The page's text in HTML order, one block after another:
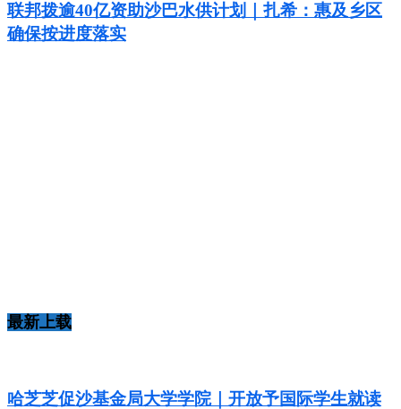
联邦拨逾40亿资助沙巴水供计划｜扎希：惠及乡区
确保按进度落实
最新上载
哈芝芝促沙基金局大学学院｜开放予国际学生就读